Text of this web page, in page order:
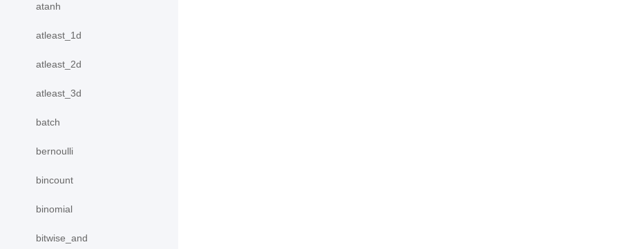
atanh
atleast_1d
atleast_2d
atleast_3d
batch
bernoulli
bincount
binomial
bitwise_and